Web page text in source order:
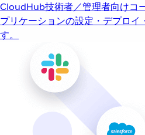
CloudHub技術者／管理者向けコ
プリケーションの設定・デプロイ
す。